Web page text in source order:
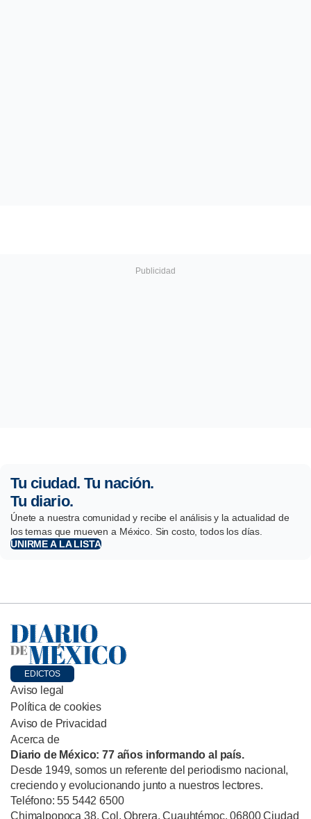
Tu ciudad. Tu nación.
Tu diario.
Únete a nuestra comunidad y recibe el análisis y la actualidad de
los temas que mueven a México. Sin costo, todos los días.
UNIRME A LA LISTA
EDICTOS
Aviso legal
Política de cookies
Aviso de Privacidad
Acerca de
Diario de México: 77 años informando al país.
Desde 1949, somos un referente del periodismo nacional,
creciendo y evolucionando junto a nuestros lectores.
Teléfono: 55 5442 6500
Chimalpopoca 38, Col. Obrera, Cuauhtémoc, 06800 Ciudad